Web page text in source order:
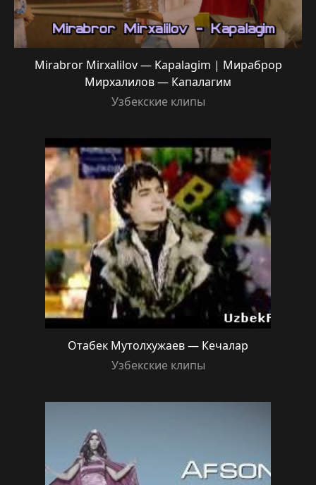
Mirabror Mirxalilov — Kapalagim | Мираброр
Мирхалилов — Капалагим
Узбекские клипы
Отабек Мутолхужаев — Кечалар
Узбекские клипы